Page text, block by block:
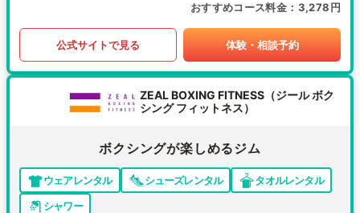
おすすめコース料金 3,278円
公式サイトで見る 体験・相談予約
ZEAL BOXING FITNESS（ジール ボク
シング フィットネス）
ボクシングが楽しめるジム
ウェアレンタル シューズレンタル
タオルレンタル
シャワー